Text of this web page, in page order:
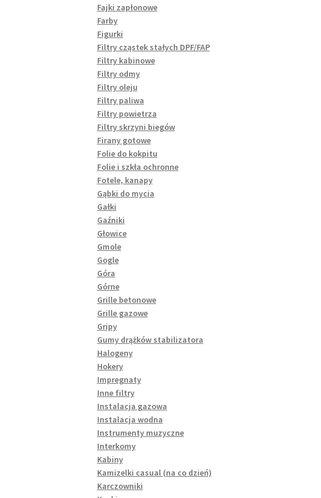
Fajki zapłonowe
Farby
Figurki
Filtry cząstek stałych DPF/FAP
Filtry kabinowe
Filtry odmy
Filtry oleju
Filtry paliwa
Filtry powietrza
Filtry skrzyni biegów
Firany gotowe
Folie do kokpitu
Folie i szkła ochronne
Fotele, kanapy
Gąbki do mycia
Gałki
Gaźniki
Głowice
Gmole
Gogle
Góra
Górne
Grille betonowe
Grille gazowe
Gripy
Gumy drążków stabilizatora
Halogeny
Hokery
Impregnaty
Inne filtry
Instalacja gazowa
Instalacja wodna
Instrumenty muzyczne
Interkomy
Kabiny
Kamizelki casual (na co dzień)
Karczowniki